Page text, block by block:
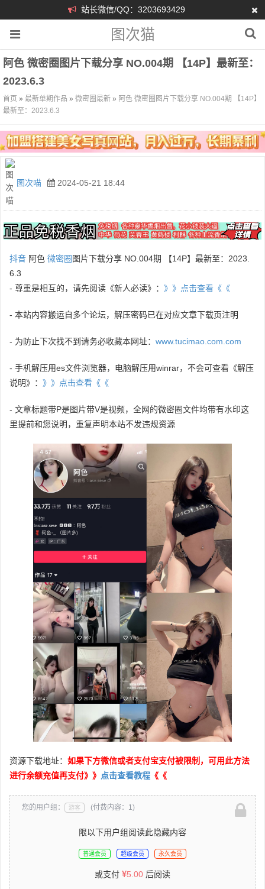
站长微信/QQ：3203693429
图次猫
阿色 微密圈图片下载分享 NO.004期 【14P】最新至：
2023.6.3
首页 » 最新单期作品 » 微密圈最新 » 阿色 微密圈图片下载分享 NO.004期 【14P】
最新至：2023.6.3
图次喵 2024-05-21 18:44
抖音 阿色 微密圈 图片下载分享 NO.004期 【14P】最新至：2023.
6.3
- 尊重是相互的，请先阅读《新人必读》： 》》点击查看《《
- 本站内容搬运自多个论坛，解压密码已在对应文章下载页注明
- 为防止下次找不到请务必收藏本网址： www.tucimao.com.com
- 手机解压用es文件浏览器，电脑解压用winrar，不会可查看《解压
说明》： 》》点击查看《《
- 文章标题带P是图片带V是视频，全网的微密圈文件均带有水印这
里提前和您说明，重复声明本站不发违规资源
资源下载地址： 如果下方微信或者支付宝支付被限制，可用此方法
进行余额充值再支付》》 点击查看教程 《《
您的用户组： 游客 (付费内容：1)
限以下用户组阅读此隐藏内容
普通会员 超级会员 永久会员
或支付 5.00 后阅读